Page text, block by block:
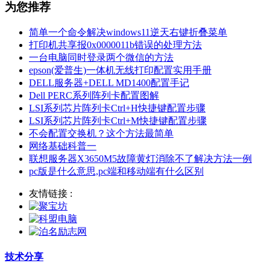
为您推荐
简单一个命令解决windows11逆天右键折叠菜单
打印机共享报0x0000011b错误的处理方法
一台电脑同时登录两个微信的方法
epson(爱普生)一体机无线打印配置实用手册
DELL服务器+DELL MD1400配置手记
Dell PERC系列阵列卡配置图解
LSI系列芯片阵列卡Ctrl+H快捷键配置步骤
LSI系列芯片阵列卡Ctrl+M快捷键配置步骤
不会配置交换机？这个方法最简单
网络基础科普一
联想服务器X3650M5故障黄灯消除不了解决方法一例
pc版是什么意思,pc端和移动端有什么区别
友情链接 :
技术分享